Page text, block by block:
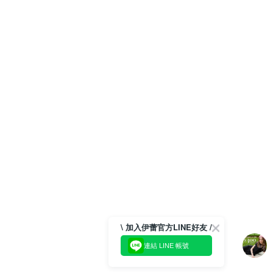
\ 加入伊蕾官方LINE好友 /
連結 LINE 帳號